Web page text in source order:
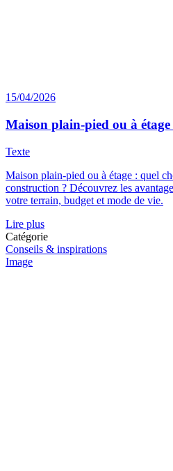
15/04/2026
Maison plain-pied ou à
Texte
Maison plain-pied ou à étage : quel
construction ? Découvrez les
votre terrain, budget et mode de vie.
Lire plus
Catégorie
Conseils & inspirations
Image